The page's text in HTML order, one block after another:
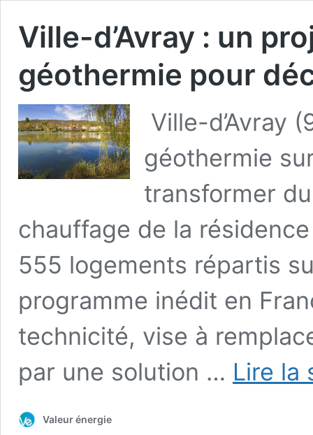
Ville-d’Avray : un
géothermie pour
Ville-d’Avray
géothermie
transformer
chauffage de la
555 logements répartis
programme inédit en
technicité, vise à
par une solution … Lire la
Valeur énergie